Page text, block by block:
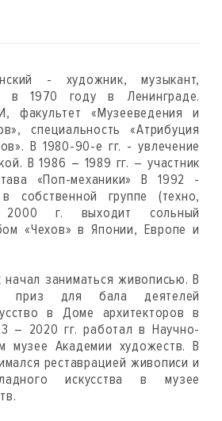
- художник, музыкант,
в 1970 году в Ленинграде.
факультет «Музееведения и
специальность «Атрибуция
В 1980-90-е гг. - увлечение
В 1986 – 1989 гг. – участник
«Поп-механики» В 1992 -
собственной группе (техно,
2000 г. выходит сольный
«Чехов» в Японии, Европе и
заниматься живописью. В
приз для бала деятелей
в Доме архитекторов в
– 2020 гг. работал в Научно-
музее Академии художеств. В
реставрацией живописи и
искусства в музее